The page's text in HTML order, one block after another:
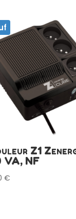
Z1
VA, NF
€